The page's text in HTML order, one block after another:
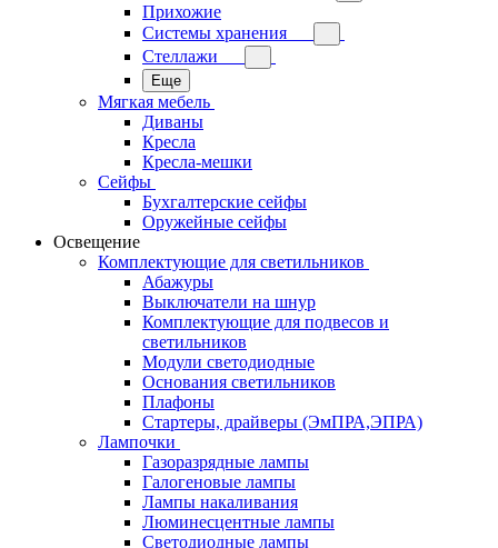
Прихожие
Системы хранения
Стеллажи
Еще
Мягкая мебель
Диваны
Кресла
Кресла-мешки
Сейфы
Бухгалтерские сейфы
Оружейные сейфы
Освещение
Комплектующие для светильников
Абажуры
Выключатели на шнур
Комплектующие для подвесов и
светильников
Модули светодиодные
Основания светильников
Плафоны
Стартеры, драйверы (ЭмПРА,ЭПРА)
Лампочки
Газоразрядные лампы
Галогеновые лампы
Лампы накаливания
Люминесцентные лампы
Светодиодные лампы